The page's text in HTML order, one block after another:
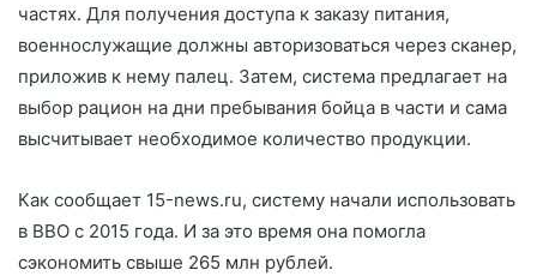
частях. Для получения доступа к заказу питания,
военнослужащие должны авторизоваться через сканер,
приложив к нему палец. Затем, система предлагает на
выбор рацион на дни пребывания бойца в части и сама
высчитывает необходимое количество продукции.
Как сообщает 15-news.ru, систему начали использовать
в ВВО с 2015 года. И за это время она помогла
сэкономить свыше 265 млн рублей.